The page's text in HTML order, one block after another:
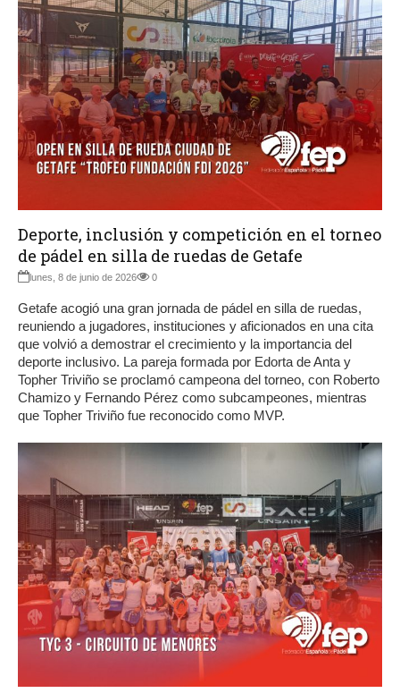
Deporte, inclusión y competición en el torneo
de pádel en silla de ruedas de Getafe
lunes, 8 de junio de 2026 0
Getafe acogió una gran jornada de pádel en silla de ruedas,
reuniendo a jugadores, instituciones y aficionados en una cita
que volvió a demostrar el crecimiento y la importancia del
deporte inclusivo. La pareja formada por Edorta de Anta y
Topher Triviño se proclamó campeona del torneo, con Roberto
Chamizo y Fernando Pérez como subcampeones, mientras
que Topher Triviño fue reconocido como MVP.